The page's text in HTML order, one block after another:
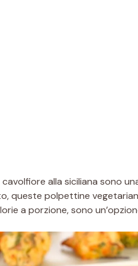
alla siciliana sono
queste polpettine
a porzione, sono